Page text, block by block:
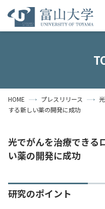
資料請求
受験生の方 地
卒業生の方
HOME プレスリリース
する新しい薬の開発に成功
光でがんを治療できる
い薬の開発に成功
研究のポイント